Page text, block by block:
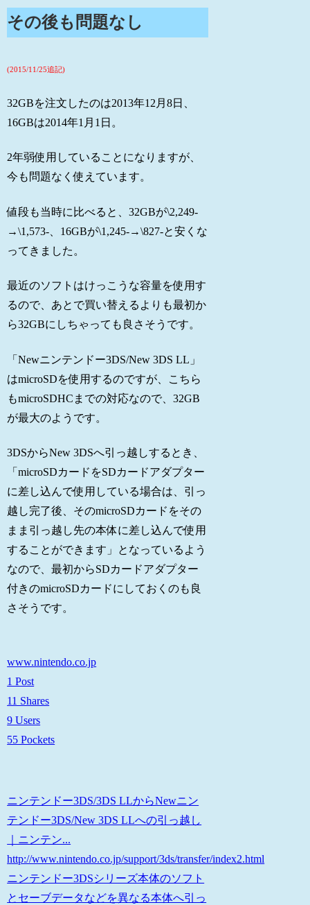
その後も問題なし
(2015/11/25追記)
32GBを注文したのは2013年12月8日、
16GBは2014年1月1日。
2年弱使用していることになりますが、
今も問題なく使えています。
値段も当時に比べると、32GBが\2,249-
→\1,573-、16GBが\1,245-→\827-と安くな
ってきました。
最近のソフトはけっこうな容量を使用す
るので、あとで買い替えるよりも最初か
ら32GBにしちゃっても良さそうです。
「Newニンテンドー3DS/New 3DS LL」
はmicroSDを使用するのですが、こちら
もmicroSDHCまでの対応なので、32GB
が最大のようです。
3DSからNew 3DSへ引っ越しするとき、
「microSDカードをSDカードアダプター
に差し込んで使用している場合は、引っ
越し完了後、そのmicroSDカードをその
まま引っ越し先の本体に差し込んで使用
することができます」となっているよう
なので、最初からSDカードアダプター
付きのmicroSDカードにしておくのも良
さそうです。
www.nintendo.co.jp
1 Post
11 Shares
9 Users
55 Pockets
ニンテンドー3DS/3DS LLからNewニン
テンドー3DS/New 3DS LLへの引っ越し
｜ニンテン...
http://www.nintendo.co.jp/support/3ds/transfer/index2.html
ニンテンドー3DSシリーズ本体のソフト
とセーブデータなどを異なる本体へ引っ